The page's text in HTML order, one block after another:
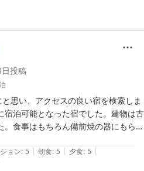
投稿
思い、アクセスの良い宿を検索しま
宿泊可能となった宿でした。建物は古
食事はもちろん備前焼の器にもら
女将さん方のおもてなしにも大変温
戸須磨の風情を十分思い出させてく
宿したい宿のひとつとなりました。
ョン: 5 | 朝食: 5 | 夕食: 5 |